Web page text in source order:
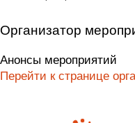
Организатор
Анонсы мероприятий
Перейти к странице